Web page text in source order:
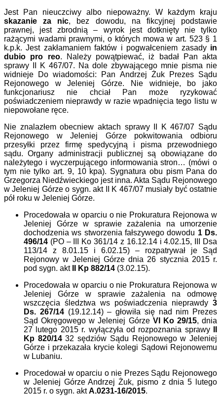
Jest Pan nieuczciwy albo niepoważny. W każdym kraju
skazanie za nic, bez dowodu, na fikcyjnej podstawie
prawnej, jest zbrodnią – wyrok jest dotknięty nie tylko
rażącymi wadami prawnymi, o których mowa w art. 523 § 1
k.p.k. Jest zakłamaniem faktów i pogwałceniem zasady in
dubio pro reo. Należy powątpiewać, iż badał Pan akta
sprawy II K 467/07. Na dole zbywającego mnie pisma nie
widnieje Do wiadomości: Pan Andrzej Żuk Prezes Sądu
Rejonowego w Jeleniej Górze. Nie widnieje, bo jako
funkcjonariusz nie chciał Pan może ryzykować
poświadczeniem nieprawdy w razie wpadnięcia tego listu w
niepowołane ręce.
Nie znalazłemobecniew aktach sprawy II K 467/07 Sądu
Rejonowego w Jeleniej Górze pokwitowania odbioru
przesyłki przez firmę spedycyjną i pisma przewodniego
sądu.Organy administracji publicznej są obowiązane do
należytego i wyczerpującego informowania stron… (mówi o
tym nie tylkoart. 9, 10kpa). Sygnatura obu pism Pana do
Grzegorza Niedźwieckiego jest inna. Akta Sądu Rejonowego
w Jeleniej Górze o sygn. akt II K 467/07 musiały być ostatnie
pół roku w Jeleniej Górze.
Procedowała w oparciu o nie Prokuratura Rejonowa w
Jeleniej Górze w sprawie zażalenia na umorzenie
dochodzenia ws stworzenia fałszywego dowodu 1 Ds.
496/14 (PO – III Ko 361/14 z 16.12.14 i 4.02.15, III Dsa
113/14 z 8.01.15 i 6.02.15) – rozpatrywał je Sąd
Rejonowy w Jeleniej Górze dnia 26 stycznia 2015 r.
pod sygn. akt
II Kp 882/14 (3.02.15).
Procedowała w oparciu o nie Prokuratura Rejonowa w
Jeleniej Górze w sprawie zażalenia na odmowę
wszczęcia śledztwa ws poświadczenia nieprawdy 3
Ds. 267/14(19.12.14) – głowiła się nad nim Prezes
Sąd Okręgowego w Jeleniej Górze VI Ko 29/15, dnia
27 lutego 2015 r. wyłączyła od rozpoznania sprawy
Kp 820/1432 sędziów Sądu Rejonowego w Jeleniej
Górze i przekazała krycie kolegi Sądowi Rejonowemu
w Lubaniu.
Procedował w oparciu o nie Prezes Sądu Rejonowego
w Jeleniej Górze Andrzej Żuk, pismo z dnia 5 lutego
2015 r. o sygn. aktA.0231-16/2015.